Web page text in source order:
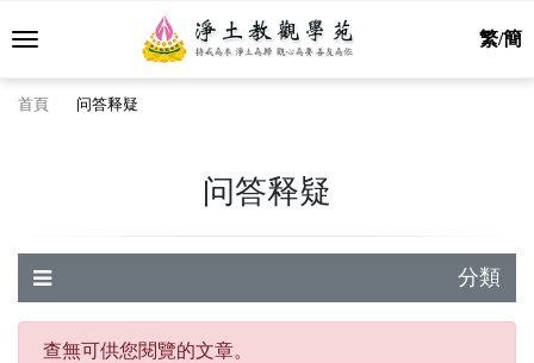
繁/簡
首頁 问答释疑
问答释疑
分類
查無可供您閱覽的文章。